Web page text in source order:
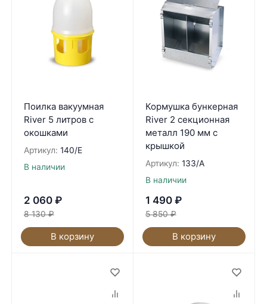
Поилка вакуумная
River 5 литров с
окошками
Артикул: 140/E
В наличии
2 060 ₽
8 130 ₽
В корзину
Кормушка бункерная
River 2 секционная
металл 190 мм с
крышкой
Артикул: 133/A
В наличии
1 490 ₽
5 850 ₽
В корзину